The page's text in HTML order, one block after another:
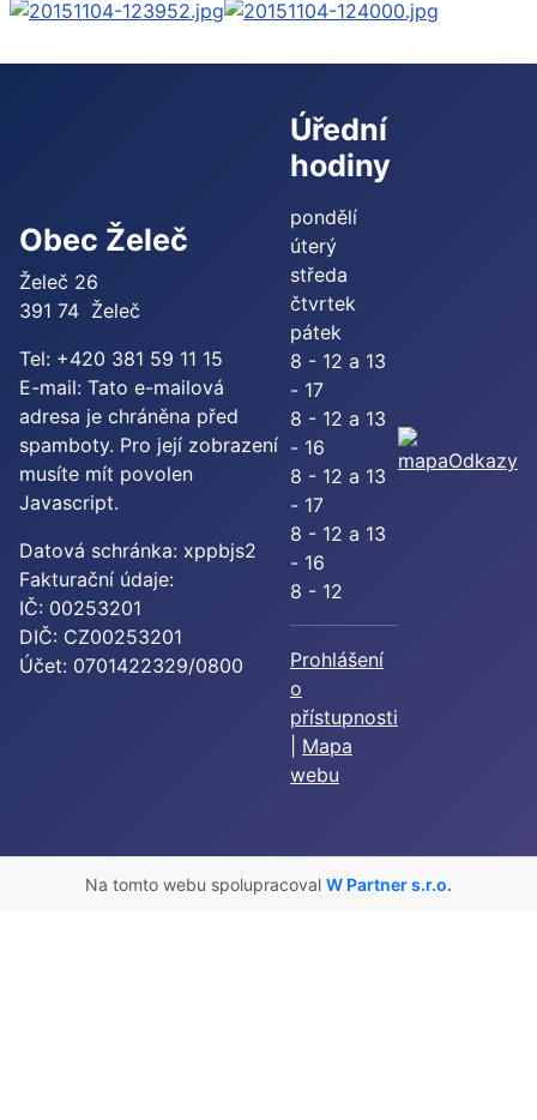
Obec Želeč
Želeč 26
391 74 Želeč
Tel: +420 381 59 11 15
E-mail: Tato e-mailová
adresa je chráněna před
spamboty. Pro její zobrazení
musíte mít povolen
Javascript.
Datová schránka: xppbjs2
Fakturační údaje:
IČ: 00253201
DIČ: CZ00253201
Účet: 0701422329/0800
Úřední
hodiny
pondělí
úterý
středa
čtvrtek
pátek
8 - 12 a 13
- 17
8 - 12 a 13
- 16
8 - 12 a 13
- 17
8 - 12 a 13
- 16
8 - 12
Prohlášení
o
přístupnosti
Mapa
webu
Odkazy
Na tomto webu spolupracoval W Partner s.r.o.